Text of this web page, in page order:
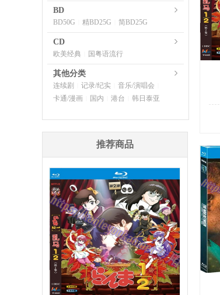
BD
BD50G 精BD25G 简BD25G
CD
欧美经典 国粤语流行
其他分类
连续剧 记录/纪实 音乐/演唱会
卡通/漫画 国内 港台 韩日泰亚
推荐商品